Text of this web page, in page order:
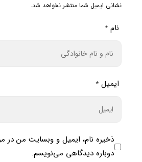
نشانی ایمیل شما منتشر نخواهد شد.
نام *
ایمیل *
ذخیره نام، ایمیل و وبسایت من در
دوباره دیدگاهی می‌نویسم.